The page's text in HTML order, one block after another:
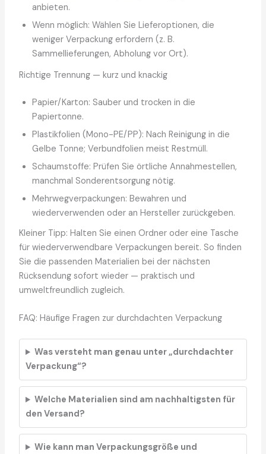
anbieten.
Wenn möglich: Wählen Sie Lieferoptionen, die
weniger Verpackung erfordern (z. B.
Sammellieferungen, Abholung vor Ort).
Richtige Trennung — kurz und knackig
Papier/Karton: Sauber und trocken in die
Papiertonne.
Plastikfolien (Mono-PE/PP): Nach Reinigung in die
Gelbe Tonne; Verbundfolien meist Restmüll.
Schaumstoffe: Prüfen Sie örtliche Annahmestellen,
manchmal Sonderentsorgung nötig.
Mehrwegverpackungen: Bewahren und
wiederverwenden oder an Hersteller zurückgeben.
Kleiner Tipp: Halten Sie einen Ordner oder eine Tasche
für wiederverwendbare Verpackungen bereit. So finden
Sie die passenden Materialien bei der nächsten
Rücksendung sofort wieder — praktisch und
umweltfreundlich zugleich.
FAQ: Häufige Fragen zur durchdachten Verpackung
Was versteht man genau unter „durchdachter
Verpackung“?
Welche Materialien sind am nachhaltigsten für
den Versand?
Wie kann man Verpackungsgröße und